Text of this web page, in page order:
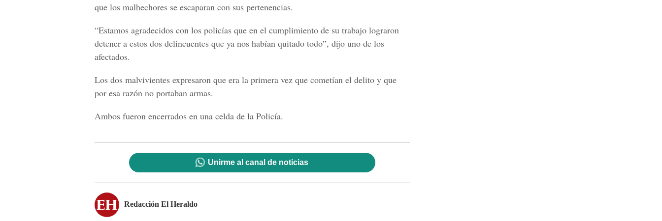
que los malhechores se escaparan con sus pertenencias.
“Estamos agradecidos con los policías que en el cumplimiento de su trabajo lograron
detener a estos dos delincuentes que ya nos habían quitado todo”, dijo uno de los
afectados.
Los dos malvivientes expresaron que era la primera vez que cometían el delito y que
por esa razón no portaban armas.
Ambos fueron encerrados en una celda de la Policía.
Unirme al canal de noticias
Redacción El Heraldo